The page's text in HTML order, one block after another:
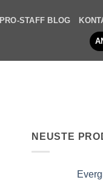
PRO-STAFF BLOG
NEUSTE